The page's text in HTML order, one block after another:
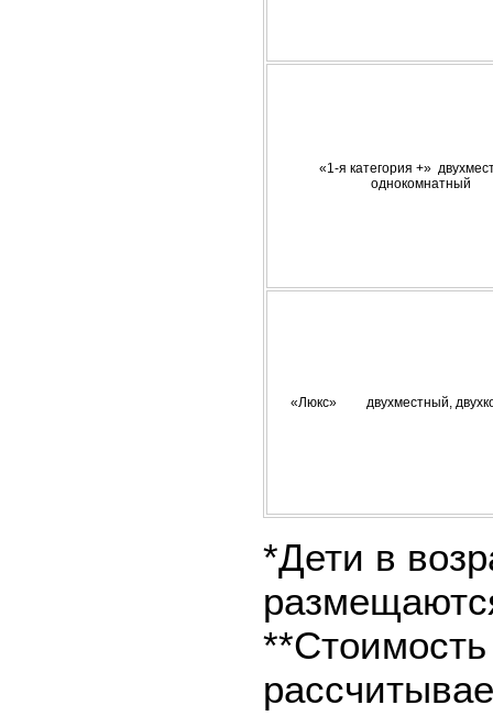
«1-я категория +»
однокомнатный
«Люкс» двухместный,
*Дети в